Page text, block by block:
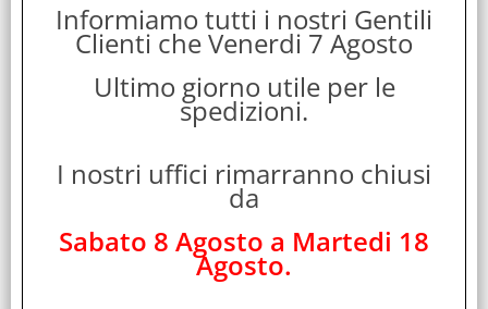
Cod. Produttore:
Informiamo tutti i nostri Gentili
Clienti che Venerdi 7 Agosto
Ultimo giorno utile per le
spedizioni.
I nostri uffici rimarranno chiusi
da
Sabato 8 Agosto a Martedi 18
Agosto.